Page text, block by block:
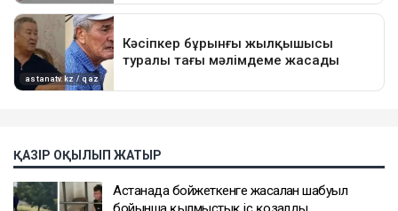
ҚАЗІР ОҚЫЛЫП ЖАТЫР
Астанада бойжеткенге жасалған шабуыл